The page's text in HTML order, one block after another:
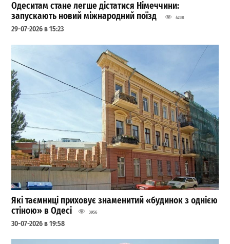
Одеситам стане легше дістатися Німеччини:
запускають новий міжнародний поїзд
4238
29-07-2026 в 15:23
Які таємниці приховує знаменитий «будинок з однією
стіною» в Одесі
3956
30-07-2026 в 19:58